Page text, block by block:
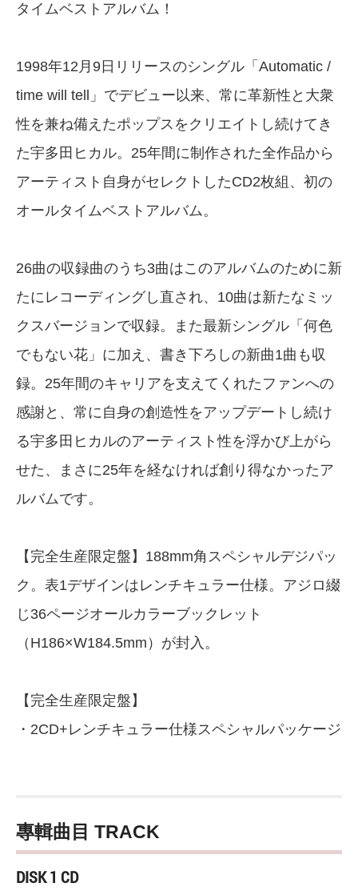
タイムベストアルバム！
1998年12月9日リリースのシングル「Automatic /
time will tell」でデビュー以来、常に革新性と大衆
性を兼ね備えたポップスをクリエイトし続けてき
た宇多田ヒカル。25年間に制作された全作品から
アーティスト自身がセレクトしたCD2枚組、初の
オールタイムベストアルバム。
26曲の収録曲のうち3曲はこのアルバムのために新
たにレコーディングし直され、10曲は新たなミッ
クスバージョンで収録。また最新シングル「何色
でもない花」に加え、書き下ろしの新曲1曲も収
録。25年間のキャリアを支えてくれたファンへの
感謝と、常に自身の創造性をアップデートし続け
る宇多田ヒカルのアーティスト性を浮かび上がら
せた、まさに25年を経なければ創り得なかったア
ルバムです。
【完全生産限定盤】188mm角スペシャルデジパッ
ク。表1デザインはレンチキュラー仕様。アジロ綴
じ36ページオールカラーブックレット
（H186×W184.5mm）が封入。
【完全生産限定盤】
・2CD+レンチキュラー仕様スペシャルパッケージ
專輯曲目 TRACK
DISK 1 CD